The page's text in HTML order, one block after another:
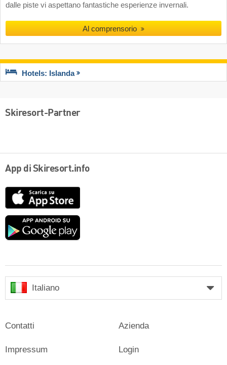
dalle piste vi aspettano fantastiche esperienze invernali.
Al comprensorio
Hotels: Islanda
Skiresort-Partner
App di Skiresort.info
Google
Italiano
Contatti
Impressum
Azienda
Login